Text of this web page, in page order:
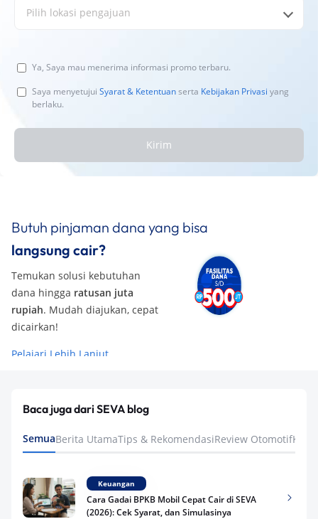
Pilih lokasi pengajuan
Ya, Saya mau menerima informasi promo terbaru.
Saya menyetujui Syarat & Ketentuanserta Kebijakan Privasi yang
berlaku.
Kirim
Butuh pinjaman dana yang bisa
langsung cair?
Temukan solusi kebutuhan
dana hingga ratusan juta
rupiah. Mudah diajukan, cepat
dicairkan!
Pelajari Lebih Lanjut
Baca juga dari SEVA blog
SemuaBerita UtamaTips & RekomendasiReview Otomotif
Keuangan
Cara Gadai BPKB Mobil Cepat Cair di SEVA
(2026): Cek Syarat, dan Simulasinya